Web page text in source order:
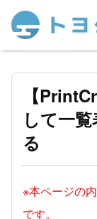
【
して一
る
※本ページの
です。